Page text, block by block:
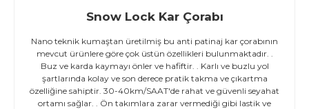
Snow Lock Kar Çorabı
Nano teknik kumaştan üretilmiş bu anti patinaj kar çorabının
mevcut ürünlere göre çok üstün özellikleri bulunmaktadır. .
Buz ve karda kaymayı önler ve hafiftir. . Karlı ve buzlu yol
şartlarında kolay ve son derece pratik takma ve çıkartma
özelliğine sahiptir. 30-40km/SAAT'de rahat ve güvenli seyahat
ortamı sağlar. . Ön takımlara zarar vermediği gibi lastik ve